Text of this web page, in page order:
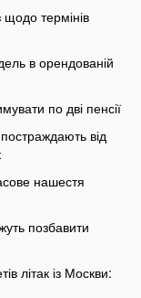
щодо термінів
в орендованій
по дві пенсії
постраждають від
нашестя
позбавити
літак із Москви: